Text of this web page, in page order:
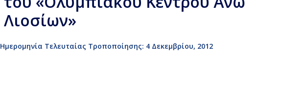
Λιοσίων»
Ημερομηνία Τελευταίας Τροποποίησης: 4 Δεκεμβρίου, 2012